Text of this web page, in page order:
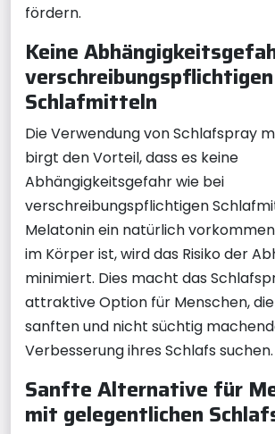
fördern.
Keine
verschreibungspflichtigen
Schlafmitteln
Die Verwendung von Schlafspray
birgt den Vorteil, dass es keine
Abhängigkeitsgefahr wie bei
verschreibungspflichtigen
Melatonin ein natürlich
im Körper ist, wird das Risiko der
minimiert. Dies macht das
attraktive Option für Menschen,
sanften und nicht süchtig
Verbesserung ihres Schlafs suchen.
Sanfte Alternative für
mit gelegentlichen